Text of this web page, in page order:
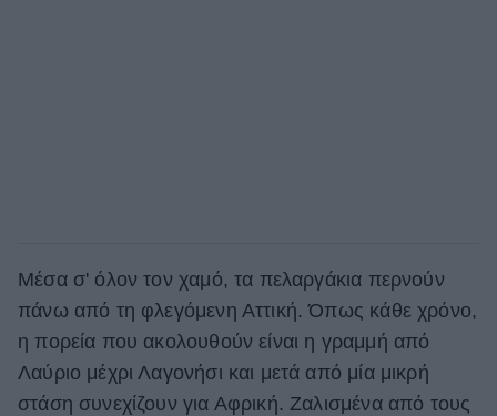
Μέσα σ' όλον τον χαμό, τα πελαργάκια περνούν
πάνω από τη φλεγόμενη Αττική. Όπως κάθε χρόνο,
η πορεία που ακολουθούν είναι η γραμμή από
Λαύριο μέχρι Λαγονήσι και μετά από μία μικρή
στάση συνεχίζουν για Αφρική. Ζαλισμένα από τους